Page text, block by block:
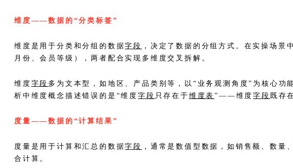
维度——数据的“分类标签”
维度是用于分类和分组的数据字段 ，决定了数据的分组方式。在实操场景
月份、会员等级），两者配合实现多维度交叉拆解。
维度 字段 多为文本型，如地区、产品类别等，以“业务观测角度”为核心功
析中维度概念描述错误的是“维度字段 只存在于 维度表”——维度字段 既存
度量——数据的“计算结果”
度量是用于计算和汇总的数据字段 ，通常是数值型数据，如销售额、数
合计算。